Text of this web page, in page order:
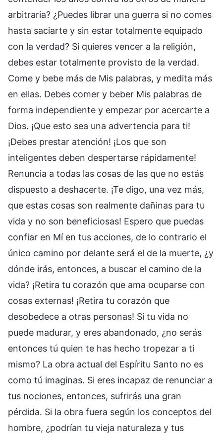
arbitraria? ¿Puedes librar una guerra si no comes
hasta saciarte y sin estar totalmente equipado
con la verdad? Si quieres vencer a la religión,
debes estar totalmente provisto de la verdad.
Come y bebe más de Mis palabras, y medita más
en ellas. Debes comer y beber Mis palabras de
forma independiente y empezar por acercarte a
Dios. ¡Que esto sea una advertencia para ti!
¡Debes prestar atención! ¡Los que son
inteligentes deben despertarse rápidamente!
Renuncia a todas las cosas de las que no estás
dispuesto a deshacerte. ¡Te digo, una vez más,
que estas cosas son realmente dañinas para tu
vida y no son beneficiosas! Espero que puedas
confiar en Mí en tus acciones, de lo contrario el
único camino por delante será el de la muerte, ¿y
dónde irás, entonces, a buscar el camino de la
vida? ¡Retira tu corazón que ama ocuparse con
cosas externas! ¡Retira tu corazón que
desobedece a otras personas! Si tu vida no
puede madurar, y eres abandonado, ¿no serás
entonces tú quien te has hecho tropezar a ti
mismo? La obra actual del Espíritu Santo no es
como tú imaginas. Si eres incapaz de renunciar a
tus nociones, entonces, sufrirás una gran
pérdida. Si la obra fuera según los conceptos del
hombre, ¿podrían tu vieja naturaleza y tus